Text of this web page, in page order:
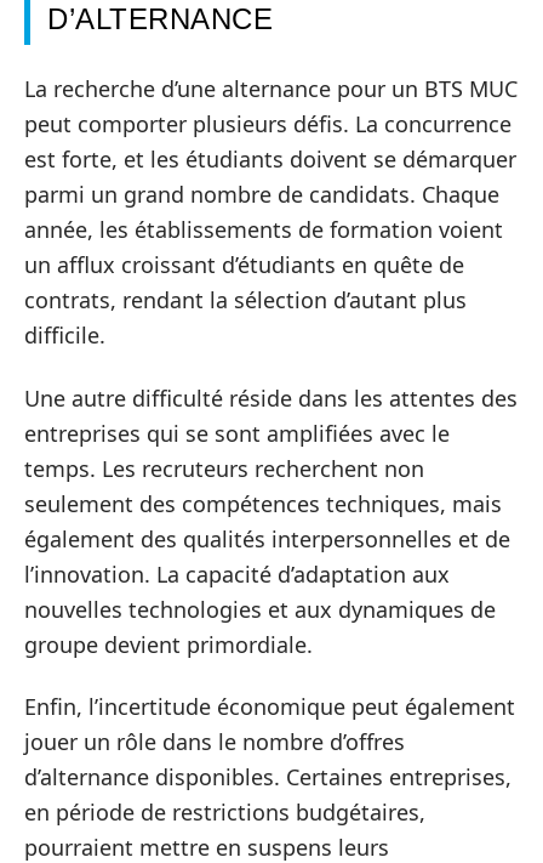
D’ALTERNANCE
La recherche d’une alternance pour un BTS MUC
peut comporter plusieurs défis. La concurrence
est forte, et les étudiants doivent se démarquer
parmi un grand nombre de candidats. Chaque
année, les établissements de formation voient
un afflux croissant d’étudiants en quête de
contrats, rendant la sélection d’autant plus
difficile.
Une autre difficulté réside dans les attentes des
entreprises qui se sont amplifiées avec le
temps. Les recruteurs recherchent non
seulement des compétences techniques, mais
également des qualités interpersonnelles et de
l’innovation. La capacité d’adaptation aux
nouvelles technologies et aux dynamiques de
groupe devient primordiale.
Enfin, l’incertitude économique peut également
jouer un rôle dans le nombre d’offres
d’alternance disponibles. Certaines entreprises,
en période de restrictions budgétaires,
pourraient mettre en suspens leurs